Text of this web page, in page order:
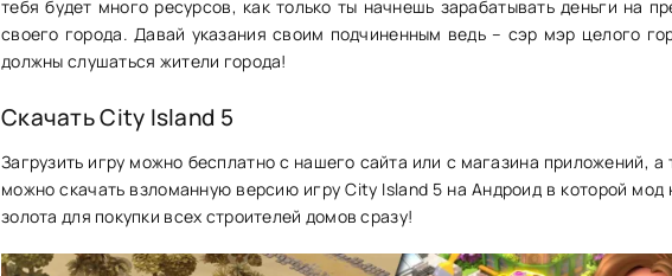
тебя будет много ресурсов, как только ты начнешь зарабатывать деньги на
своего города. Давай указания своим подчиненным ведь – сэр мэр целого
должны слушаться жители города!
Скачать City Island 5
Загрузить игру можно бесплатно с нашего сайта или с магазина приложений, а
можно скачать взломанную версию игру City Island 5 на Андроид в которой мод
золота для покупки всех строителей домов сразу!